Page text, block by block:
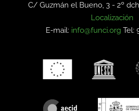
C/ Guzmán el Bueno, 3 - 2º
Localización
E-mail: info@funci.org Tel: